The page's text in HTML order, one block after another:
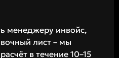
менеджеру инвойс,
лист – мы
в течение 10–15